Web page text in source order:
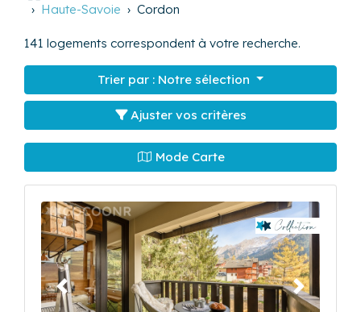
Haute-Savoie
Cordon
141 logements correspondent à votre recherche.
Trier par : Notre sélection
Ajuster vos critères
Mode Carte
Précédent Suivant